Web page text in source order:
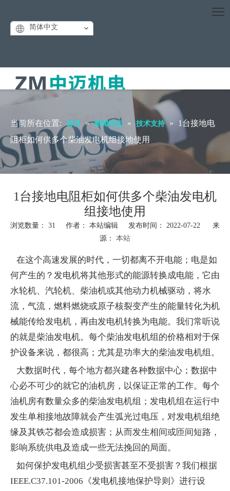
简体中文
当前所在位置: 首页 » 新闻动态 » 技术支持 »
1台接地电
阻柜如何供多个柴油发电机组接地使用
1台接地电阻柜如何供多个柴油发电机
组接地使用
浏览数量： 31 作者： 本站编辑 发布时间： 2022-07-22 来
源： 本站
在这个高速发展的时代，一切都离不开电能；电是如
何产生的？发电机将其他形式的能源转换成电能，它由
水轮机、汽轮机、柴油机或其他动力机械驱动，将水
流，气流，燃料燃烧或原子核裂变产生的能量转化为机
械能传给发电机，再由发电机转换为电能。我们常听说
的就是柴油发电机。每个柴油发电机组的价格相对于保
护设备来说，都很高；尤其是功率大的柴油发电机组。
大数据时代，每个地方都兴建各种数据中心；数据中
心必不可少的就它的油机房，以保证正常的工作。每个
油机房有数量众多的柴油发电机组；发电机组在运行中
发生单相接地故障就会产生弧光过电压，对发电机组绝
缘及其铁芯都会造成损害；从而发生相间或匝间短路，
影响系统供电及造成一些无法挽回的局面。
如何保护发电机组少受损害甚至不受损害？我们根据
IEEE.C37.101-2006《发电机接地保护导则》进行设